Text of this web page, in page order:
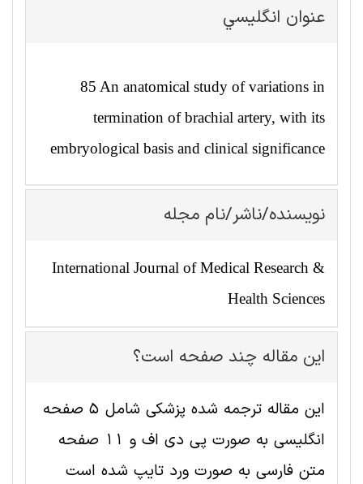
عنوان انگليسي
85 An anatomical study of variations in
termination of brachial artery, with its
embryological basis and clinical significance
نویسنده/ناشر/نام مجله
International Journal of Medical Research &
Health Sciences
این مقاله چند صفحه است؟
این مقاله ترجمه شده پزشکی شامل 5 صفحه
انگلیسی به صورت پی دی اف و 11 صفحه
متن فارسی به صورت ورد تایپ شده است